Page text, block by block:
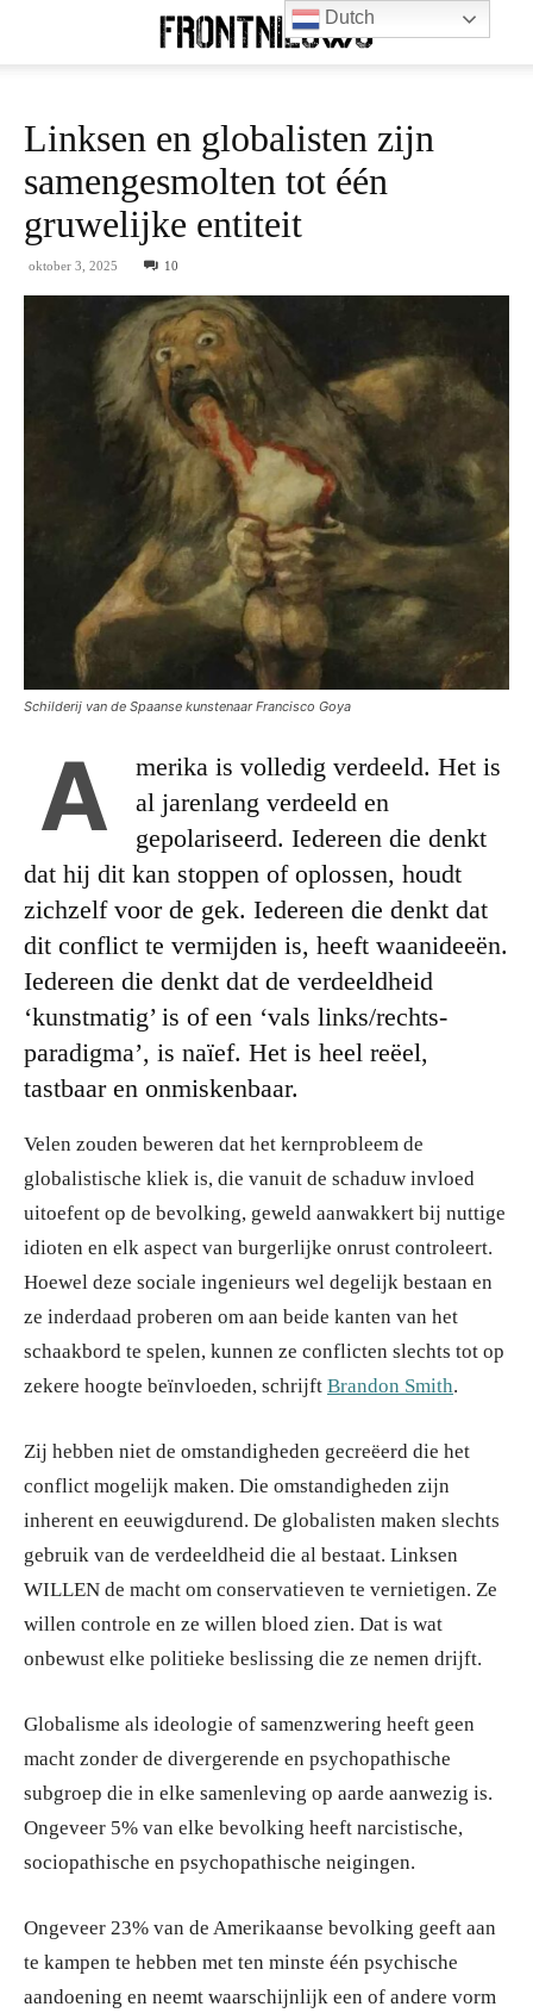
Linksen en globalisten zijn
samengesmolten tot één
gruwelijke entiteit
oktober 3, 2025 10
Schilderij van de Spaanse kunstenaar Francisco Goya
A
merika is volledig verdeeld. Het is
al jarenlang verdeeld en
gepolariseerd. Iedereen die denkt
dat hij dit kan stoppen of oplossen, houdt
zichzelf voor de gek. Iedereen die denkt dat
dit conflict te vermijden is, heeft waanideeën.
Iedereen die denkt dat de verdeeldheid
‘kunstmatig’ is of een ‘vals links/rechts-
paradigma’, is naïef. Het is heel reëel,
tastbaar en onmiskenbaar.
Velen zouden beweren dat het kernprobleem de
globalistische kliek is, die vanuit de schaduw invloed
uitoefent op de bevolking, geweld aanwakkert bij nuttige
idioten en elk aspect van burgerlijke onrust controleert.
Hoewel deze sociale ingenieurs wel degelijk bestaan en
ze inderdaad proberen om aan beide kanten van het
schaakbord te spelen, kunnen ze conflicten slechts tot op
zekere hoogte beïnvloeden, schrijft Brandon Smith.
Zij hebben niet de omstandigheden gecreëerd die het
conflict mogelijk maken. Die omstandigheden zijn
inherent en eeuwigdurend. De globalisten maken slechts
gebruik van de verdeeldheid die al bestaat. Linksen
WILLEN de macht om conservatieven te vernietigen. Ze
willen controle en ze willen bloed zien. Dat is wat
onbewust elke politieke beslissing die ze nemen drijft.
Globalisme als ideologie of samenzwering heeft geen
macht zonder de divergerende en psychopathische
subgroep die in elke samenleving op aarde aanwezig is.
Ongeveer 5% van elke bevolking heeft narcistische,
sociopathische en psychopathische neigingen.
Ongeveer 23% van de Amerikaanse bevolking geeft aan
te kampen te hebben met ten minste één psychische
aandoening en neemt waarschijnlijk een of andere vorm
Dutch